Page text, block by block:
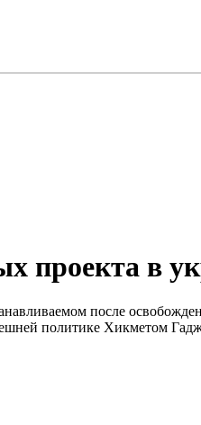
проекта в
после
политике Хикметом